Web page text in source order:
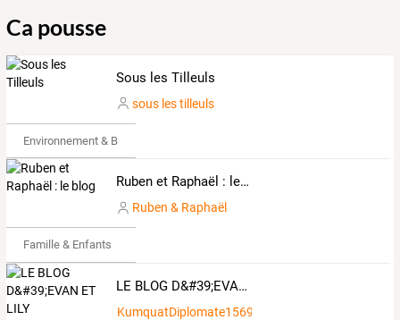
Ca pousse
Sous les Tilleuls
sous les tilleuls
Environnement & Bio
Ruben et Raphaël : le blog
Ruben & Raphaël
Famille & Enfants
LE BLOG D&#39;EVAN ET LILY
KumquatDiplomate1569657